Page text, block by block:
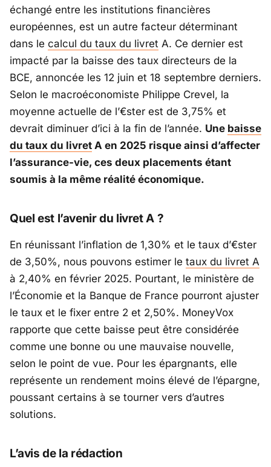
échangé entre les institutions financières
européennes, est un autre facteur déterminant
dans le calcul du taux du livret A. Ce dernier est
impacté par la baisse des taux directeurs de la
BCE, annoncée les 12 juin et 18 septembre derniers.
Selon le macroéconomiste Philippe Crevel, la
moyenne actuelle de l’€ster est de 3,75% et
devrait diminuer d’ici à la fin de l’année. Une baisse
du taux du livret A en 2025 risque ainsi d’affecter
l’assurance-vie, ces deux placements étant
soumis à la même réalité économique.
Quel est l’avenir du livret A ?
En réunissant l’inflation de 1,30% et le taux d’€ster
de 3,50%, nous pouvons estimer le taux du livret A
à 2,40% en février 2025. Pourtant, le ministère de
l’Économie et la Banque de France pourront ajuster
le taux et le fixer entre 2 et 2,50%. MoneyVox
rapporte que cette baisse peut être considérée
comme une bonne ou une mauvaise nouvelle,
selon le point de vue. Pour les épargnants, elle
représente un rendement moins élevé de l’épargne,
poussant certains à se tourner vers d’autres
solutions.
L’avis de la rédaction